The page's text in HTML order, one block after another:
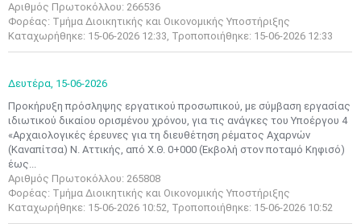
Αριθμός Πρωτοκόλλου: 266536
Φορέας: Τμήμα Διοικητικής και Οικονομικής Υποστήριξης
Καταχωρήθηκε: 15-06-2026 12:33, Τροποποιήθηκε: 15-06-2026 12:33
Δευτέρα, 15-06-2026
Προκήρυξη πρόσληψης εργατικού προσωπικού, με σύμβαση εργασίας
ιδιωτικού δικαίου ορισμένου χρόνου, για τις ανάγκες του Υποέργου 4
«Αρχαιολογικές έρευνες για τη διευθέτηση ρέματος Αχαρνών
(Καναπίτσα) Ν. Αττικής, από Χ.Θ. 0+000 (Εκβολή στον ποταμό Κηφισό)
έως...
Αριθμός Πρωτοκόλλου: 265808
Φορέας: Τμήμα Διοικητικής και Οικονομικής Υποστήριξης
Καταχωρήθηκε: 15-06-2026 10:52, Τροποποιήθηκε: 15-06-2026 10:52